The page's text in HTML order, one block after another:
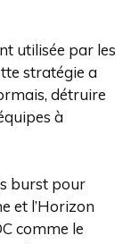
utilisée par les
stratégie a
détruire
à
burst pour
et l’Horizon
comme le